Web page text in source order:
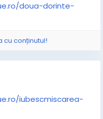
doua-dorinte-
cu conținutul!
iubescmiscarea-